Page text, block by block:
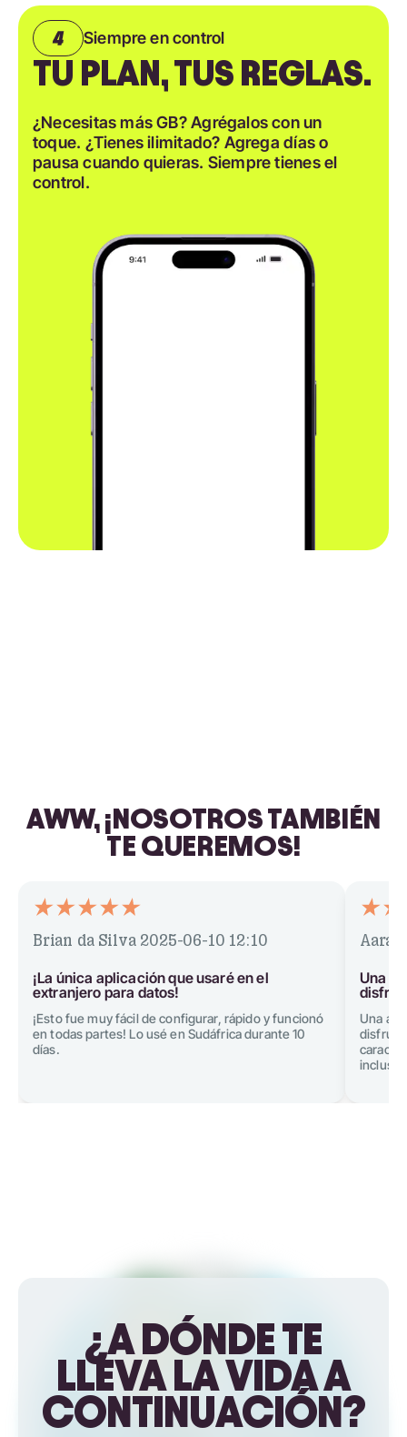
Siempre en control
TU PLAN, TUS REGLAS.
¿Necesitas más GB? Agrégalos con un
toque. ¿Tienes ilimitado? Agrega días o
pausa cuando quieras. Siempre tienes el
control.
AWW, ¡NOSOTROS TAMBIÉN
TE QUEREMOS!
Brian da Silva 2025-06-10 12:10
¡La única aplicación que usaré en el
extranjero para datos!
¡Esto fue muy fácil de configurar, rápido y funcionó
en todas partes! Lo usé en Sudáfrica durante 10
días.
Aarav
Una
Una
incluso
¿A DÓNDE TE
LLEVA LA VIDA A
CONTINUACIÓN?